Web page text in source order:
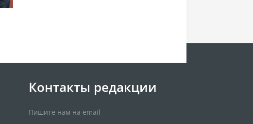
Контакты редакции
Пишите нам на email